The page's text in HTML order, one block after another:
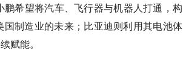
鹏希望将汽车、飞行器与机器人打通，构
制造业的未来；比亚迪则利用其电池体
赋能。